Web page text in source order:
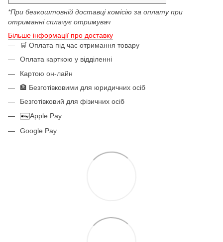
*При безкоштовній доставці комісію за оплату при
отриманні сплачує отримувач
Більше інформації про доставку
🛒 Оплата під час отримання товару
Оплата карткою у відділенні
Картою он-лайн
🏦 Безготівковими для юридичних осіб
Безготівковий для фізичних осіб
Apple Pay
Google Pay